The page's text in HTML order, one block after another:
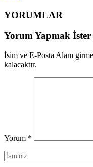
YORUMLAR
Yorum Yapmak İster
İsim ve E-Posta Alanı
kalacaktır.
Yorum *